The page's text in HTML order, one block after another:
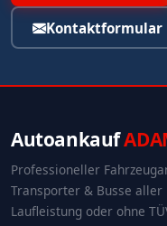
Kontaktformular
Autoankauf
Professioneller
Transporter & Busse
Laufleistung oder ohne